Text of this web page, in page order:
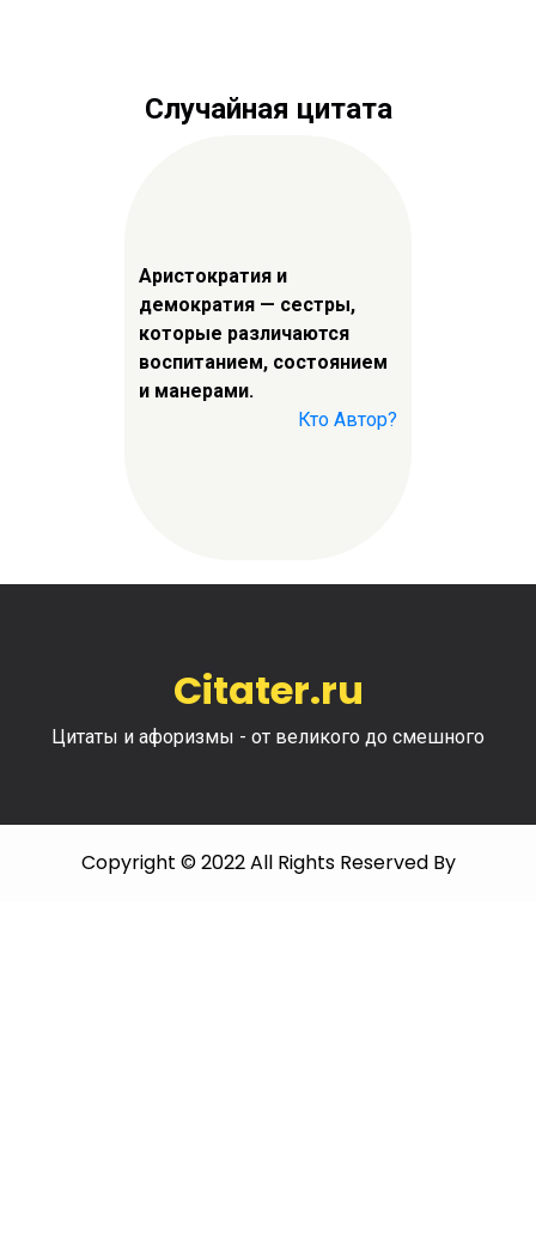
Случайная цитата
Аристократия и
демократия — сестры,
которые различаются
воспитанием, состоянием
и манерами.
Кто Автор?
Citater.ru
Цитаты и афоризмы - от великого до смешного
Copyright © 2022 All Rights Reserved By